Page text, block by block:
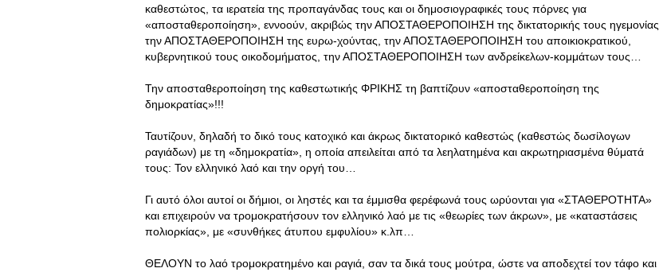
καθεστώτος, τα ιερατεία της προπαγάνδας τους και οι δημοσιογραφικές τους πόρνες για
«αποσταθεροποίηση», εννοούν, ακριβώς την ΑΠΟΣΤΑΘΕΡΟΠΟΙΗΣΗ της δικτατορικής τους ηγεμονίας,
την ΑΠΟΣΤΑΘΕΡΟΠΟΙΗΣΗ της ευρω-χούντας, την ΑΠΟΣΤΑΘΕΡΟΠΟΙΗΣΗ του αποικιοκρατικού,
κυβερνητικού τους οικοδομήματος, την ΑΠΟΣΤΑΘΕΡΟΠΟΙΗΣΗ των ανδρείκελων-κομμάτων τους…
Την αποσταθεροποίηση της καθεστωτικής ΦΡΙΚΗΣ τη βαπτίζουν «αποσταθεροποίηση της
δημοκρατίας»!!!
Ταυτίζουν, δηλαδή το δικό τους κατοχικό και άκρως δικτατορικό καθεστώς (καθεστώς δωσίλογων
ραγιάδων) με τη «δημοκρατία», η οποία απειλείται από τα λεηλατημένα και ακρωτηριασμένα θύματά
τους: Τον ελληνικό λαό και την οργή του…
Γι αυτό όλοι αυτοί οι δήμιοι, οι ληστές και τα έμμισθα φερέφωνά τους ωρύονται για «ΣΤΑΘΕΡΟΤΗΤΑ»
και επιχειρούν να τρομοκρατήσουν τον ελληνικό λαό με τις «θεωρίες των άκρων», με «καταστάσεις
πολιορκίας», με «συνθήκες άτυπου εμφυλίου» κ.λπ…
ΘΕΛΟΥΝ το λαό τρομοκρατημένο και ραγιά, σαν τα δικά τους μούτρα, ώστε να αποδεχτεί τον τάφο και